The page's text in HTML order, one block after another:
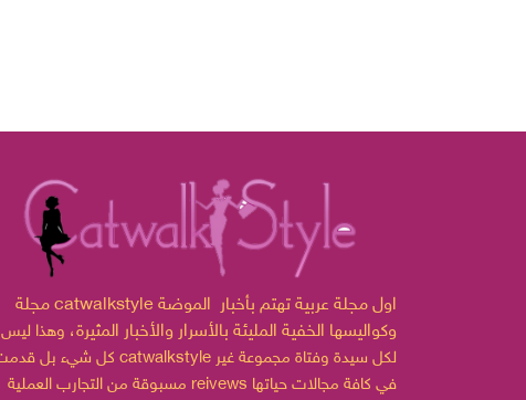
مجلة catwalkstyle اول مجلة عربية تهتم بأخبار الموضة
وكواليسها الخفية المليئة بالأسرار والأخبار المثيرة، وهذا ليس
catwalkstyleلكل سيدة وفتاة مجموعة غير
مسبوقة من التجارب العملية reivews في كافة مجالات حياتها